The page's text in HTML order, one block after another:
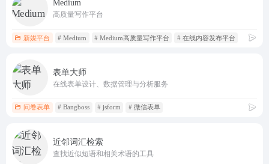
Medium
高质量写作平台
新媒平台 # Medium # Medium高质量写作平台 # 在线内容发布平台
表单大师
在线表单设计、数据管理与分析服务
问卷表单 # Bangboss # jsform # 微信表单
近邻词汇检索
查找近似短语和相关术语的工具